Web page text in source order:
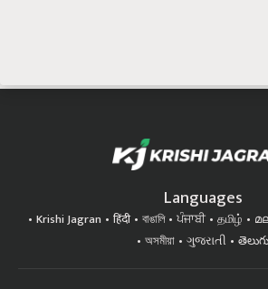
Languages
Krishi Jagran हिंदी বাঙালি ਪੰਜਾਬੀ தமிழ்
অসমীয়া
ગુજરાતી తెలుగు